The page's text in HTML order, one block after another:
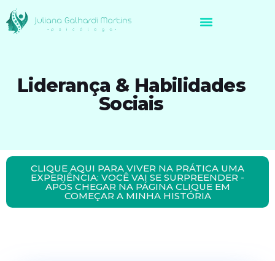
Liderança & Habilidades
Sociais
CLIQUE AQUI PARA VIVER NA PRÁTICA UMA
EXPERIÊNCIA: VOCÊ VAI SE SURPREENDER -
APÓS CHEGAR NA PÁGINA CLIQUE EM
COMEÇAR A MINHA HISTÓRIA